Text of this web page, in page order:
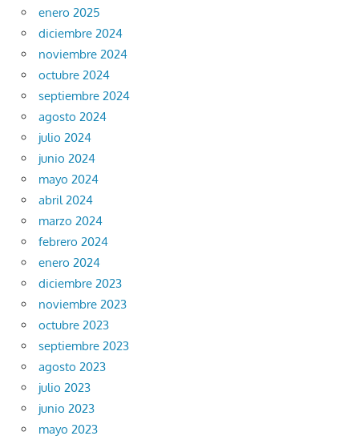
enero 2025
diciembre 2024
noviembre 2024
octubre 2024
septiembre 2024
agosto 2024
julio 2024
junio 2024
mayo 2024
abril 2024
marzo 2024
febrero 2024
enero 2024
diciembre 2023
noviembre 2023
octubre 2023
septiembre 2023
agosto 2023
julio 2023
junio 2023
mayo 2023